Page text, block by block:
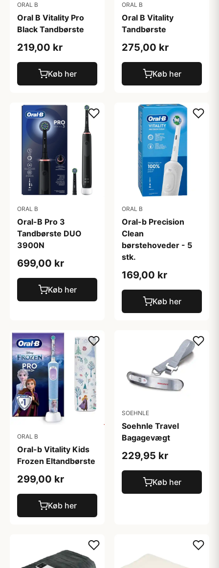
ORAL B
Oral B Vitality Pro
Black Tandbørste
219,00 kr
Køb her
ORAL B
Oral B Vitality
Tandbørste
275,00 kr
Køb her
ORAL B
Oral-B Pro 3
Tandbørste DUO
3900N
699,00 kr
Køb her
ORAL B
Oral-b Precision
Clean
børstehoveder - 5
stk.
169,00 kr
Køb her
ORAL B
Oral-b Vitality Kids
Frozen Eltandbørste
299,00 kr
Køb her
SOEHNLE
Soehnle Travel
Bagagevægt
229,95 kr
Køb her